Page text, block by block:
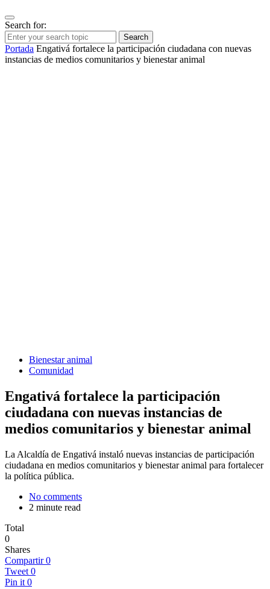
Search for:
Search
Portada Engativá fortalece la participación ciudadana con nuevas
instancias de medios comunitarios y bienestar animal
Bienestar animal
Comunidad
Engativá fortalece la participación
ciudadana con nuevas instancias de
medios comunitarios y bienestar animal
La Alcaldía de Engativá instaló nuevas instancias de participación
ciudadana en medios comunitarios y bienestar animal para fortalecer
la política pública.
No comments
2 minute read
Total
0
Shares
Compartir 0
Tweet 0
Pin it 0